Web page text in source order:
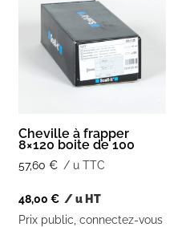
Cheville à frapper
8×120 boite de 100
57,60 € / u TTC
48,00 € / u HT
Prix public, connectez-vous